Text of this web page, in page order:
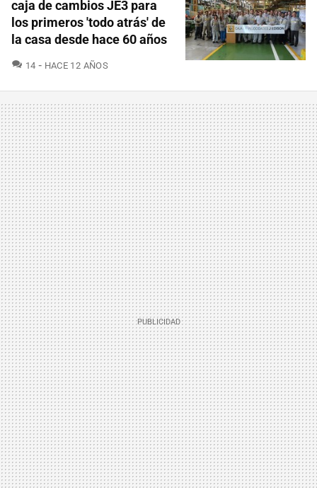
caja de cambios JE3 para
los primeros 'todo atrás' de
la casa desde hace 60 años
14 COMENTARIOS
HACE 12 AÑOS